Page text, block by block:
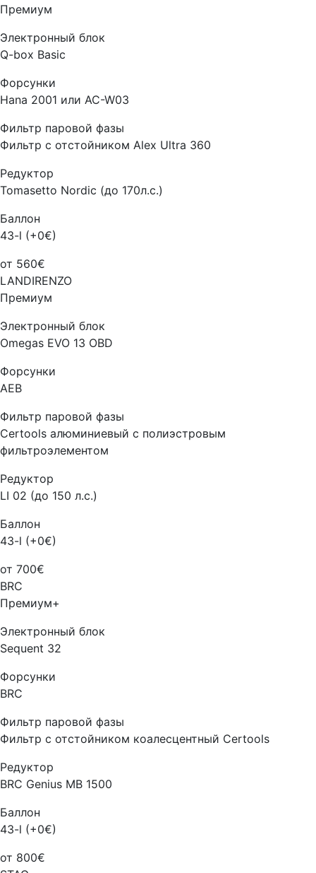
Премиум
Электронный блок
Q-box Basic
Форсунки
Hana 2001 или AC-W03
Фильтр паровой фазы
Фильтр с отстойником Alex Ultra 360
Редуктор
Tomasetto Nordic (до 170л.с.)
Баллон
43-l (+0€)
от 560€
LANDIRENZO
Премиум
Электронный блок
Omegas EVO 13 OBD
Форсунки
AEB
Фильтр паровой фазы
Certools алюминиевый с полиэстровым
фильтроэлементом
Редуктор
LI 02 (до 150 л.с.)
Баллон
43-l (+0€)
от 700€
BRC
Премиум+
Электронный блок
Sequent 32
Форсунки
BRC
Фильтр паровой фазы
Фильтр с отстойником коалесцентный Certools
Редуктор
BRC Genius MB 1500
Баллон
43-l (+0€)
от 800€